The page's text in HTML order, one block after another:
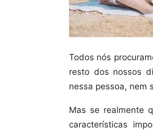
Todos nós
resto dos nossos
nessa pessoa, nem
Mas se realmente
características